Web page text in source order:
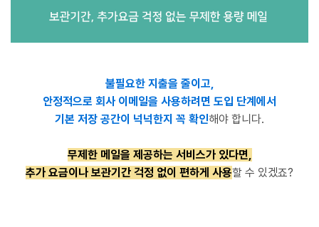
불필요한 지출을 줄이고,
안정적으로 회사 이메일을 사용하려면 도입 단계에서
기본 저장 공간이 넉넉한지 꼭 확인해야 합니다.
무제한 메일을 제공하는 서비스가 있다면,
추가 요금이나 보관기간 걱정 없이 편하게 사용할 수 있겠죠?